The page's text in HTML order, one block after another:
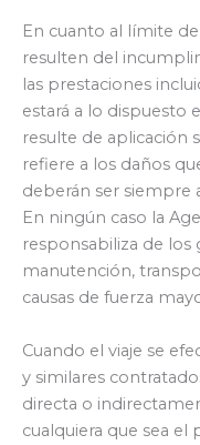
En cuanto al límite
resulten del
las prestaciones
estará a lo dispuesto
resulte de aplicación
refiere a los daños
deberán ser siempre
En ningún caso la
responsabiliza de los
manutención,
causas de fuerza
Cuando el viaje se
y similares
directa o
cualquiera que sea el